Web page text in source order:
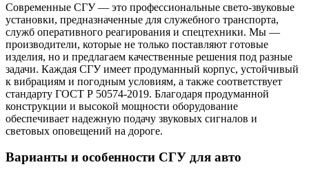
Современные СГУ — это профессиональные свето-звуковые
установки, предназначенные для служебного транспорта,
служб оперативного реагирования и спецтехники. Мы —
производители, которые не только поставляют готовые
изделия, но и предлагаем качественные решения под разные
задачи. Каждая СГУ имеет продуманный корпус, устойчивый
к вибрациям и погодным условиям, а также соответствует
стандарту ГОСТ Р 50574-2019. Благодаря продуманной
конструкции и высокой мощности оборудование
обеспечивает надежную подачу звуковых сигналов и
световых оповещений на дороге.
Варианты и особенности СГУ для авто